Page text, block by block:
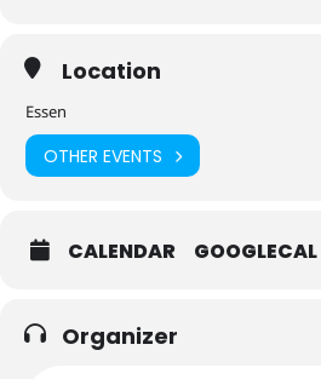
Location
Essen
OTHER EVENTS
CALENDAR GOOGLECAL
Organizer